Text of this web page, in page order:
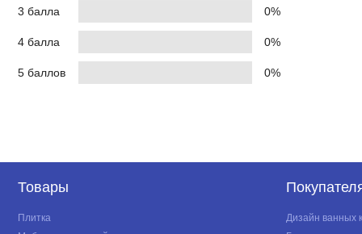
3 балла 0%
4 балла 0%
5 баллов 0%
Товары
Плитка
Дизайн ванных